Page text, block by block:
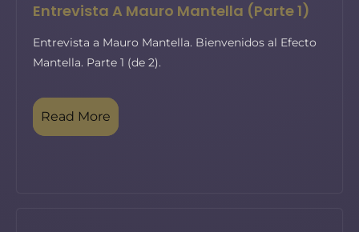
Entrevista A Mauro Mantella (Parte 1)
Entrevista a Mauro Mantella. Bienvenidos al Efecto
Mantella. Parte 1 (de 2).
Read More